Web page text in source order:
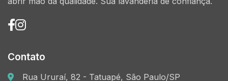
Contato
Rua Ururaí, 82 - Tatuapé, São Paulo/SP